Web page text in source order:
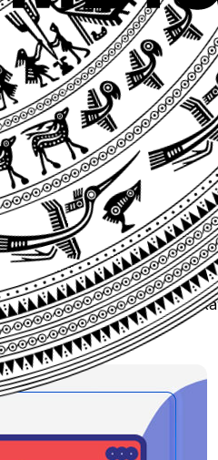
trongSEO Offpage, vì
ý đến các yếu tố sau khi